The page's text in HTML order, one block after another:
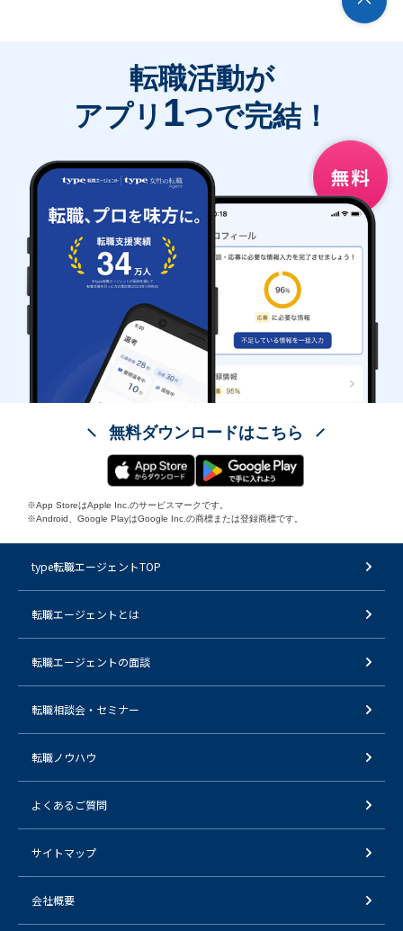
転職活動が
アプリ 1つで完結！
無料ダウンロードはこちら
※App StoreはApple Inc.のサービスマークです。
※Android、Google PlayはGoogle Inc.の商標または登録商標です。
type転職エージェントTOP
転職エージェントとは
転職エージェントの面談
転職相談会・セミナー
転職ノウハウ
よくあるご質問
サイトマップ
会社概要